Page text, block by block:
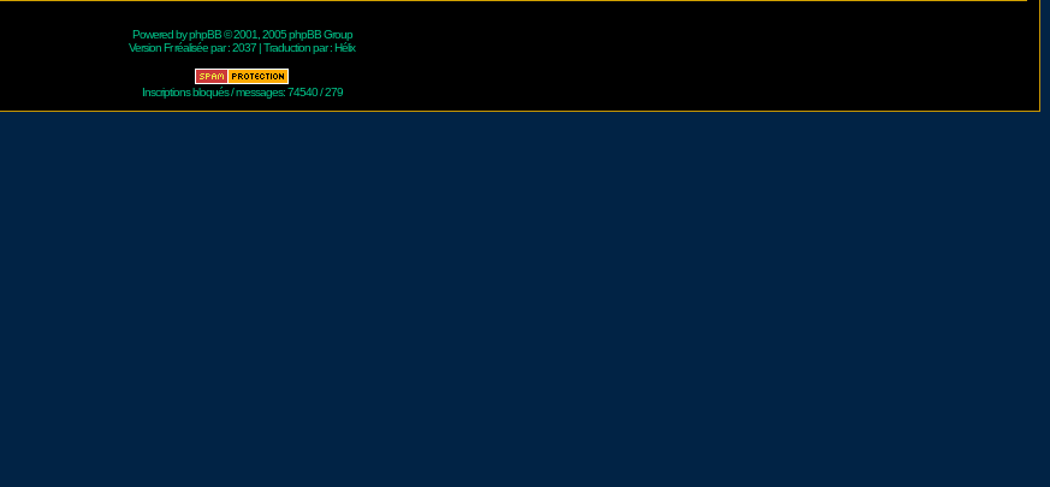
Powered byphpBB© 2001, 2005 phpBB Group
Version Fr réalisée par :2037 | Traduction par :Hélix
Inscriptions bloqués / messages: 74540 / 279